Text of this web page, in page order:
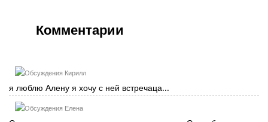
Комментарии
Кирилл
я люблю Алену я хочу с ней встречаца...
Елена